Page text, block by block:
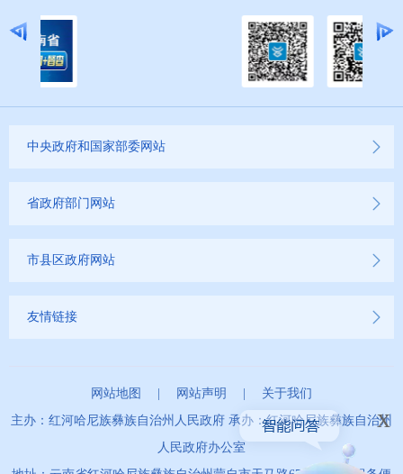
中央政府和国家部委网站
省政府部门网站
市县区政府网站
友情链接
网站地图 | 网站声明 | 关于我们
主办：红河哈尼族彝族自治州人民政府 承办：红河哈尼族彝族自治州
人民政府办公室
x